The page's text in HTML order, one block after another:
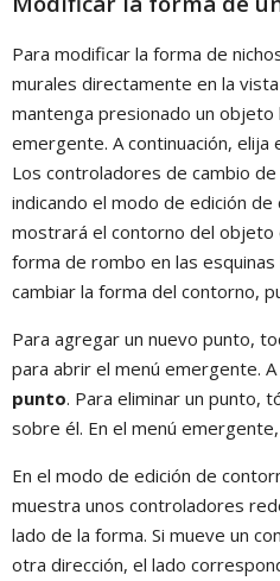
Para modificar la forma de
murales directamente en la
mantenga presionado un objeto
emergente. A continuación, elija
Los controladores de cambio
indicando el modo de edición de
mostrará el contorno del objeto
forma de rombo en las
cambiar la forma del contorno,
Para agregar un nuevo punto,
para abrir el menú emergente. A
punto. Para eliminar un punto,
sobre él. En el menú
En el modo de edición de
muestra unos controladores
lado de la forma. Si mueve un
otra dirección, el lado